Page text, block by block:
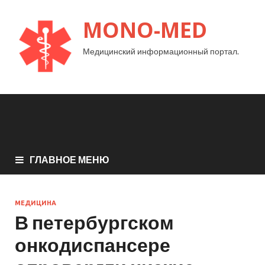
MONO-MED
Медицинский информационный портал.
ГЛАВНОЕ МЕНЮ
МЕДИЦИНА
В петербургском
онкодиспансере